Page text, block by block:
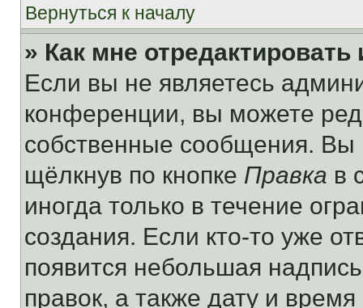
Вернуться к началу
» Как мне
Если вы не являетесь
конференции, вы можете
собственные сообщения. Вы
щёлкнув по кнопке Правка в
иногда только в течение
создания. Если кто-то уже
появится небольшая
правок, а также дату и